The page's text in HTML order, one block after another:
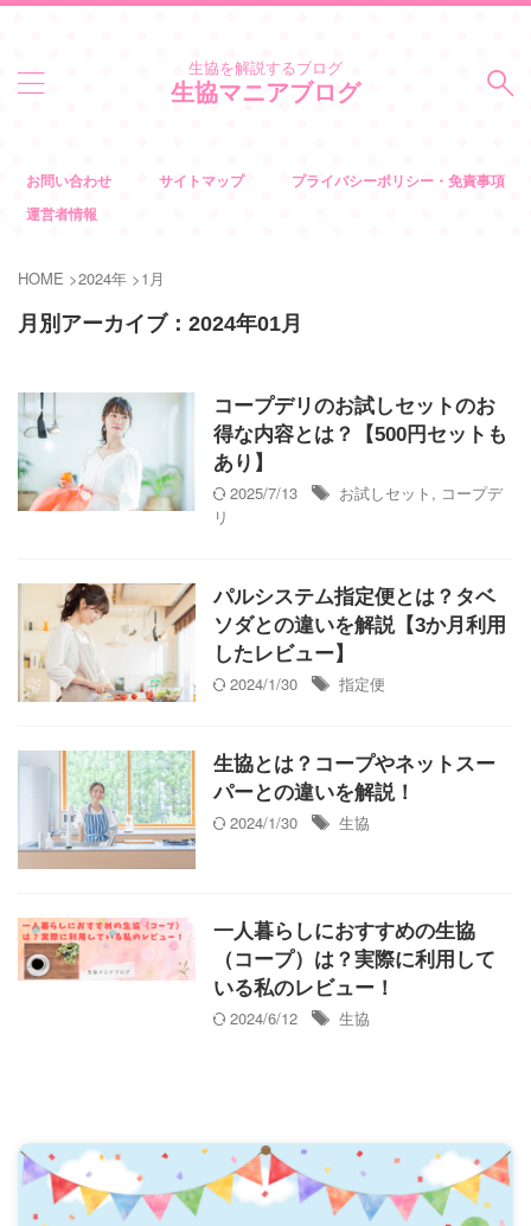
生協を解説するブログ
生協マニアブログ
お問い合わせ サイトマップ
プライバシーポリシー・免責事項
運営者情報
HOME >2024年 >1月
月別アーカイブ：2024年01月
コープデリのお試しセットのお
得な内容とは？【500円セットも
あり】
2025/7/13
お試しセット , コープデ
リ
パルシステム指定便とは？タベ
ソダとの違いを解説【3か月利用
したレビュー】
2024/1/30
指定便
生協とは？コープやネットスー
パーとの違いを解説！
2024/1/30
生協
一人暮らしにおすすめの生協
（コープ）は？実際に利用して
いる私のレビュー！
2024/6/12
生協